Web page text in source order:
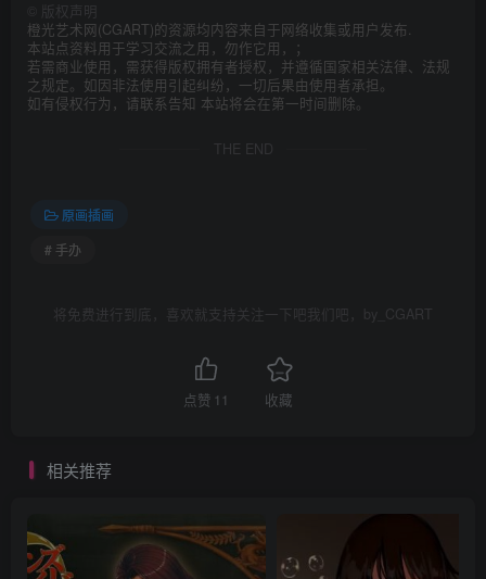
版权声明
橙光艺术网(CGART)的资源均内容来自于网络收集或用户发布.
本站点资料用于学习交流之用，勿作它用，；
若需商业使用，需获得版权拥有者授权，并遵循国家相关法律、法规
之规定。如因非法使用引起纠纷，一切后果由使用者承担。
如有侵权行为，请联系告知 本站将会在第一时间删除。
THE END
原画插画
# 手办
将免费进行到底，喜欢就支持关注一下吧我们吧，by_CGART
点赞 11 收藏
相关推荐